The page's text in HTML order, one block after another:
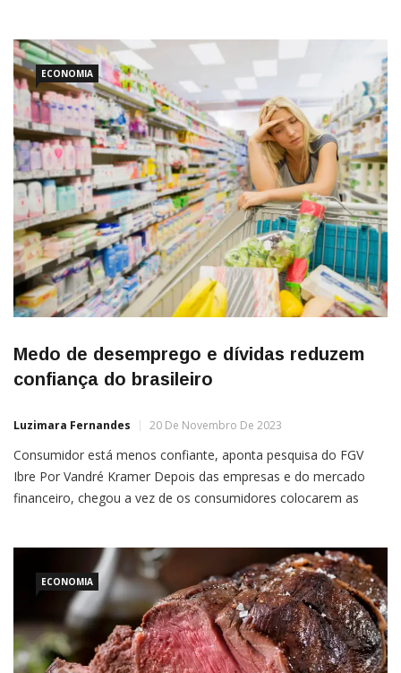
geram, não posso deixar de expressar minha preocupação com
o efeito devastador que […]
ECONOMIA
Medo de desemprego e dívidas reduzem
confiança do brasileiro
Luzimara Fernandes 20 De Novembro De 2023
Consumidor está menos confiante, aponta pesquisa do FGV
Ibre Por Vandré Kramer Depois das empresas e do mercado
financeiro, chegou a vez de os consumidores colocarem as
revelou que em outubro houve o primeiro recuo na confiança
do […]ECONOMIA